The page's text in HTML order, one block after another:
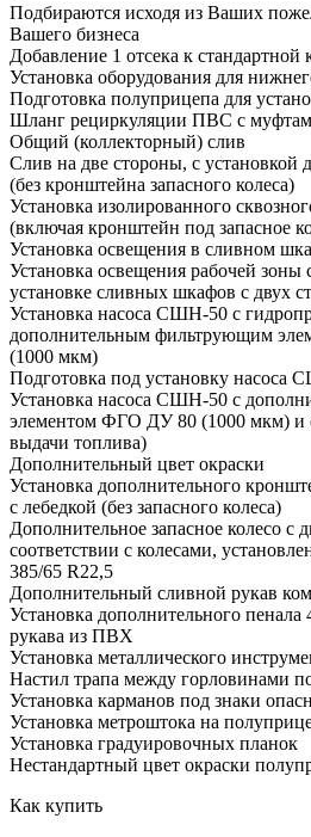
Подбираются исходя из Ваших
Вашего бизнеса
Добавление 1 отсека к стандартной
Установка оборудования для
Подготовка полуприцепа для
Шланг рециркуляции ПВС с
Общий (коллекторный) слив
Слив на две стороны, с установкой
(без кронштейна запасного колеса)
Установка изолированного
(включая кронштейн под запасное
Установка освещения в сливном
Установка освещения рабочей зоны
установке сливных шкафов с двух
Установка насоса СШН-50 с
дополнительным фильтрующим
(1000 мкм)
Подготовка под установку насоса
Установка насоса СШН-50 с
элементом ФГО ДУ 80 (1000 мкм) и
выдачи топлива)
Дополнительный цвет окраски
Установка дополнительного
с лебедкой (без запасного колеса)
Дополнительное запасное колесо с
соответствии с колесами,
385/65 R22,5
Дополнительный сливной рукав
Установка дополнительного
рукава из ПВХ
Установка металлического
Настил трапа между горловинами
Установка карманов под знаки
Установка метроштока на
Установка градуировочных планок
Нестандартный цвет окраски
Как купить